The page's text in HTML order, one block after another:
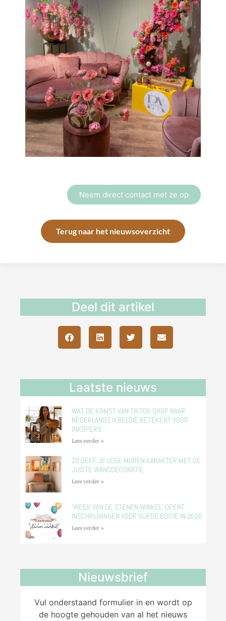
Neem direct contact met ze op
Terug naar het nieuwsoverzicht
Deel dit artikel
Laatste nieuws
WAT DE KOMST VAN TIKTOK SHOP NAAR
NEDERLAND EN BELGIË BETEKENT VOOR
INKOPERS.
Lees verder »
ZO GEEF JE LEGE MUREN KARAKTER MET DE
JUISTE WANDDECORATIE
Lees verder »
‘WEEK VAN DE STENEN WINKEL’ OPENT
INSCHRIJVINGEN VOOR VIJFDE EDITIE IN 2026
Lees verder »
Nieuwsbrief
Vul onderstaand formulier in en wordt op
de hoogte gehouden van al het nieuws